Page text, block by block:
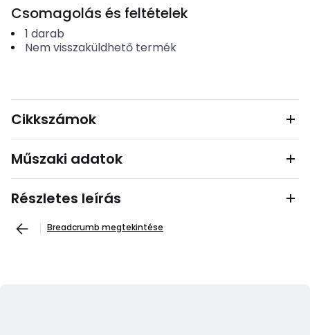
Csomagolás és feltételek
1 darab
Nem visszaküldhető termék
Cikkszámok
Műszaki adatok
Részletes leírás
Breadcrumb megtekintése